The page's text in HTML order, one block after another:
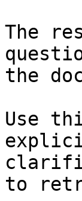
The
the
Use